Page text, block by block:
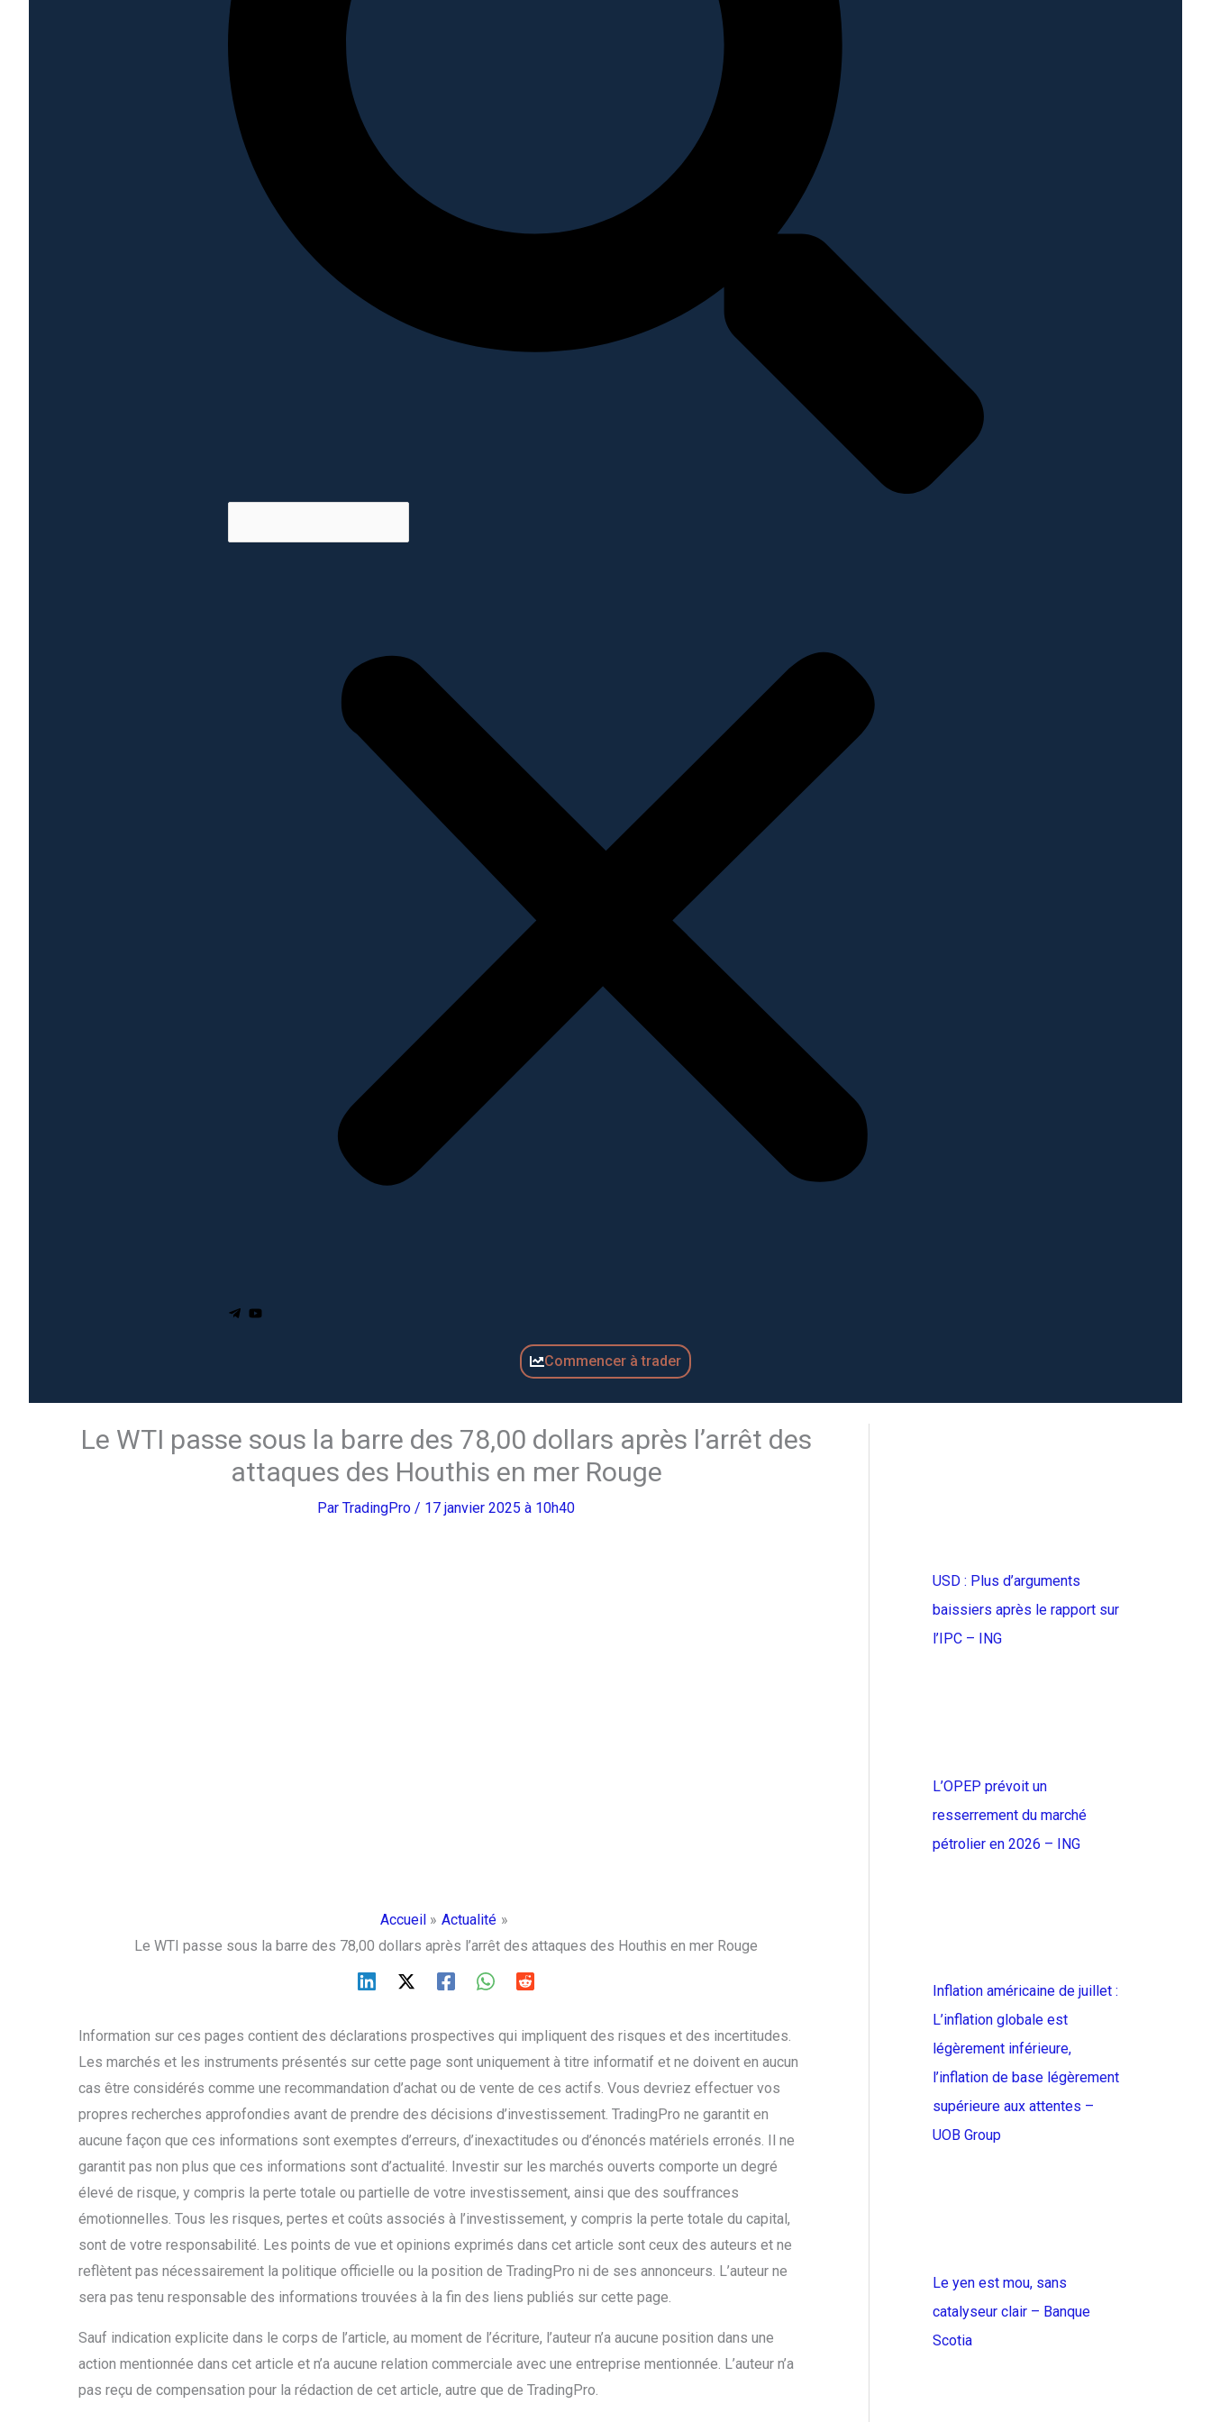
Commencer à trader
Le WTI passe sous la barre des 78,00 dollars après l’arrêt des
attaques des Houthis en mer Rouge
ParTradingPro/ 17 janvier 2025 à 10h40
Accueil
Actualité
Le WTI passe sous la barre des 78,00 dollars après l’arrêt des attaques des Houthis en mer Rouge
Information sur ces pages contient des déclarations prospectives qui impliquent des risques et des incertitudes.
Les marchés et les instruments présentés sur cette page sont uniquement à titre informatif et ne doivent en aucun
cas être considérés comme une recommandation d’achat ou de vente de ces actifs. Vous devriez effectuer vos
propres recherches approfondies avant de prendre des décisions d’investissement. TradingPro ne garantit en
aucune façon que ces informations sont exemptes d’erreurs, d’inexactitudes ou d’énoncés matériels erronés. Il ne
garantit pas non plus que ces informations sont d’actualité. Investir sur les marchés ouverts comporte un degré
élevé de risque, y compris la perte totale ou partielle de votre investissement, ainsi que des souffrances
émotionnelles. Tous les risques, pertes et coûts associés à l’investissement, y compris la perte totale du capital,
sont de votre responsabilité. Les points de vue et opinions exprimés dans cet article sont ceux des auteurs et ne
reflètent pas nécessairement la politique officielle ou la position de TradingPro ni de ses annonceurs. L’auteur ne
sera pas tenu responsable des informations trouvées à la fin des liens publiés sur cette page.
Sauf indication explicite dans le corps de l’article, au moment de l’écriture, l’auteur n’a aucune position dans une
action mentionnée dans cet article et n’a aucune relation commerciale avec une entreprise mentionnée. L’auteur n’a
pas reçu de compensation pour la rédaction de cet article, autre que de TradingPro.
USD : Plus d’arguments
baissiers après le rapport sur
l’IPC – ING
L’OPEP prévoit un
resserrement du marché
pétrolier en 2026 – ING
Inflation américaine de juillet :
L’inflation globale est
légèrement inférieure,
l’inflation de base légèrement
supérieure aux attentes –
UOB Group
Le yen est mou, sans
catalyseur clair – Banque
Scotia